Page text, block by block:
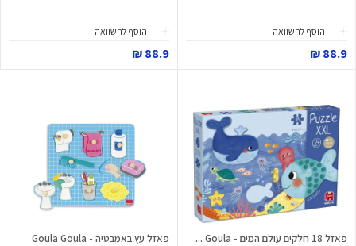
הוסף להשוואה
88.9 ₪
הוסף להשוואה
88.9 ₪
פאזל 18 חלקים עולם המים - Goula ... פאזל עץ באמבטיה - Goula Goula